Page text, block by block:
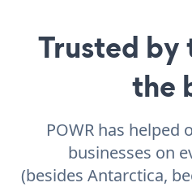
Trusted by
the
POWR has helped
businesses on
(besides Antarctica,